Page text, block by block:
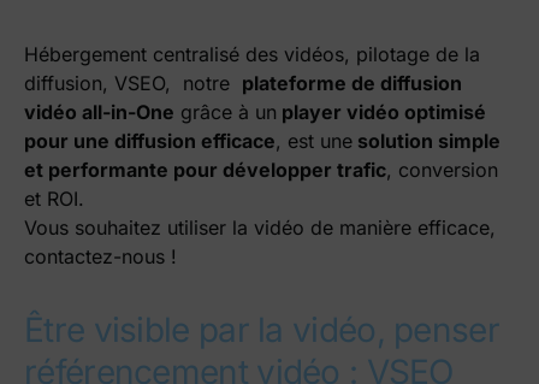
Hébergement centralisé des vidéos, pilotage de la
diffusion, VSEO, notre plateforme de diffusion
vidéo all-in-One grâce à un player vidéo optimisé
pour une diffusion efficace, est une solution simple
et performante pour développer trafic, conversion
et ROI.
Vous souhaitez utiliser la vidéo de manière efficace,
contactez-nous !
Être visible par la vidéo, penser
référencement vidéo : VSEO